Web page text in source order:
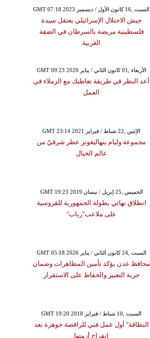
GMT 07:18 2023 السبت ,16 كانون الأول / ديسمبر
جيش الاحتلال الإسرائيلي يعتقل سيدة
فلسطينية مريضة بالسرطان في الضفة
الغربية
GMT 09:23 2020 الأربعاء ,01 كانون الثاني / يناير
أعد النظر في طريقة تعاطيك مع الزملاء في
العمل
GMT 23:14 2021 الإثنين ,22 شباط / فبراير
مجموعة وليام بنهاليغونز عطر شرقيّ من
عالم الخيال
GMT 19:23 2019 الخميس ,25 إبريل / نيسان
انطلاق نهائي بطولة الجمهورية للفروسية
على ملاعب"رباب"
GMT 05:18 2026 السبت ,24 كانون الثاني / يناير
محافظ عدن يؤكد تأمين المظاهرات وضمان
حرية التعبير والحفاظ على الاستقرار
GMT 19:20 2018 السبت ,10 شباط / فبراير
البطاقة" أول عمل فني للراقصة جوهرة بعد
انفراج أزمتها